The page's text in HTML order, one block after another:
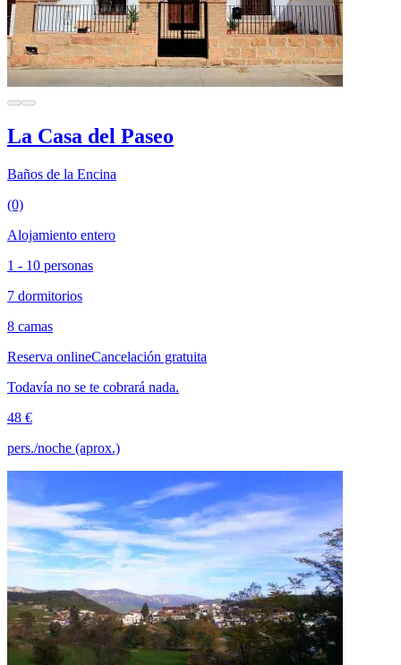
La Casa del Paseo
Baños de la Encina
(0)
Alojamiento entero
1 - 10 personas
7 dormitorios
8 camas
Reserva onlineCancelación gratuita
Todavía no se te cobrará nada.
48 €
pers./noche (aprox.)